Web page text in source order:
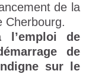
de la
Cherbourg.
l’emploi de
de
sur le